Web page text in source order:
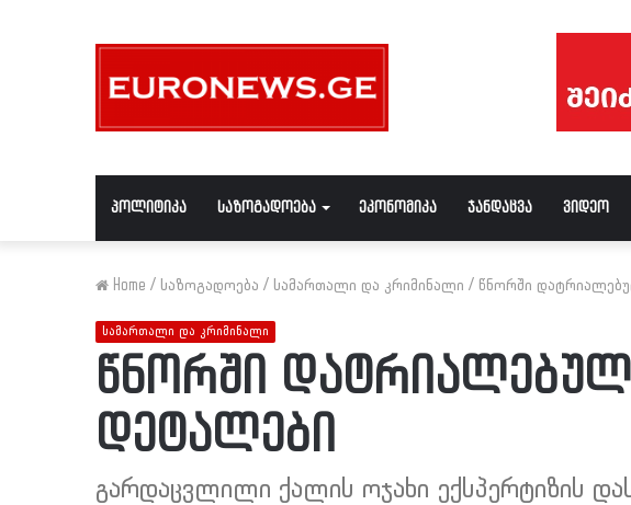
პოლიტიკა საზოგადოება ეკონომიკა ჯანდაცვა ვიდეო
Home / საზოგადოება / სამართალი და კრიმინალი / წნორში
სამართალი და კრიმინალი
წნორში
დეტალები
გარდაცვლილი ქალის ოჯახი ექსპერტიზის